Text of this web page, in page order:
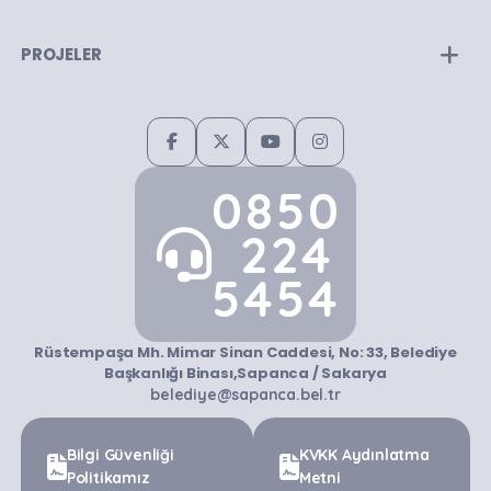
PROJELER
0850
224
5454
Rüstempaşa Mh. Mimar Sinan Caddesi, No: 33, Belediye
Başkanlığı Binası,Sapanca / Sakarya
belediye@sapanca.bel.tr
Bilgi Güvenliği
Politikamız
KVKK Aydınlatma
Metni